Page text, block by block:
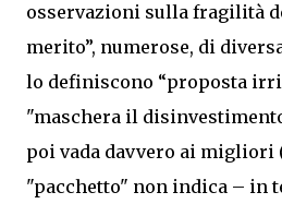
osservazioni sulla fragilità
merito”, numerose, di
lo definiscono “proposta
"maschera il
poi vada davvero ai migliori
"pacchetto" non indica – in